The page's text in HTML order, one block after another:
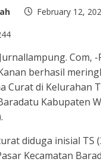
February 12,
Com,
berhasil
Curat di Kelurahan
Kabupaten
diduga inisial TS
Kecamatan